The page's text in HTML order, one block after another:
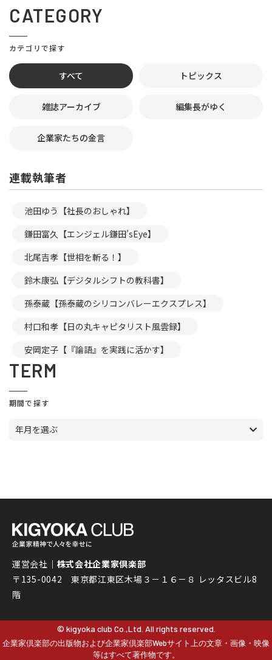
CATEGORY
カテゴリで探す
すべて トピックス
雑誌アーカイブ 編集長がゆく
企業家たちの金言
連載執筆者
池田ゆう【社長のおしゃれ】
鎌田富久【エンジェル鎌田’sEye】
北尾吉孝【世相を斬る！】
鈴木康弘【デジタルシフトの教科書】
孫泰蔵【孫泰蔵のシリコンバレーエクスプレス】
村口和孝【日の丸キャピタリスト風雲録】
安岡定子【『論語』を実践に活かす】
TERM
期間で探す
年月を選ぶ
運営会社｜ 株式会社企業家倶楽部
〒135-0042 東京都江東区木場３－１６－８ レッタスビル8
階
© kigyoka club Co.,Ltd. All rights reserved.
企業家倶楽部の出版物および企業家倶楽部Webサイト上の文章・画像・映像
等はすべて著作物です。